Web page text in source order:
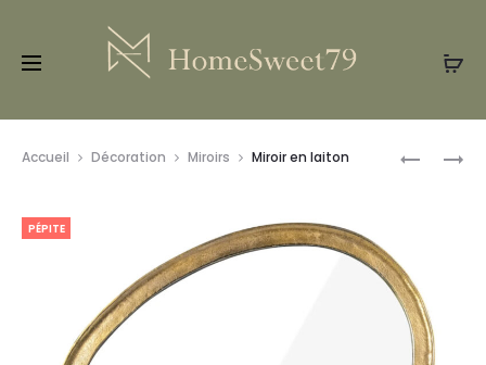
MIROIR
Accueil Décoration Miroirs Miroir en laiton
PÉPITE